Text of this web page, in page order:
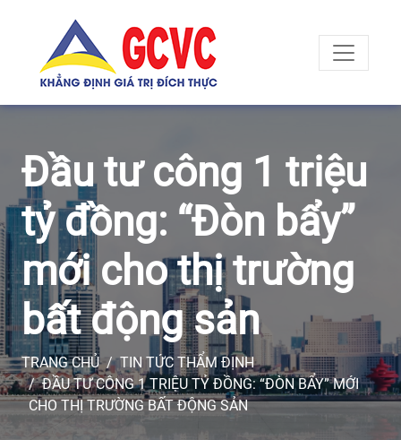
Đầu tư công 1 triệu
tỷ đồng: “Đòn bẩy”
mới cho thị trường
bất động sản
TRANG CHỦ
TIN TỨC THẨM ĐỊNH
ĐẦU TƯ CÔNG 1 TRIỆU TỶ ĐỒNG: “ĐÒN BẨY” MỚI
CHO THỊ TRƯỜNG BẤT ĐỘNG SẢN